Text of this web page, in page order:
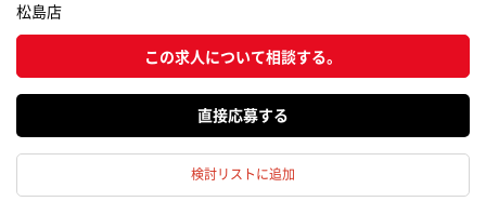
松島店
この求人について相談する。
応募する
検討リストに追加